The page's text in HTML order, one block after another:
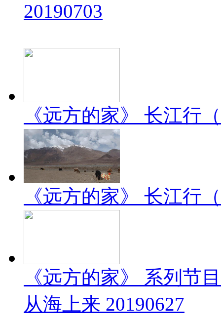
20190703
《远方的家》 长江行
《远方的家》 长江行
《远方的家》 系列
从海上来 20190627